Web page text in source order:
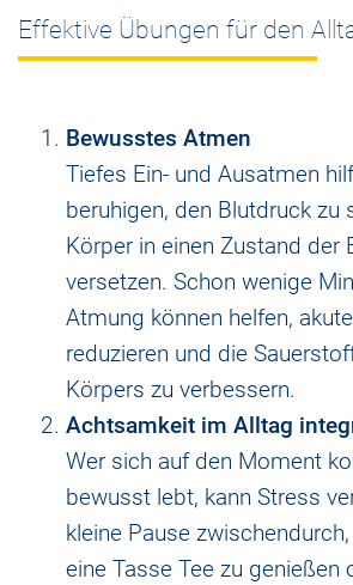
Effektive Übungen für den
Bewusstes Atmen
Tiefes Ein- und Ausatmen
beruhigen, den Blutdruck zu
Körper in einen Zustand der
versetzen. Schon wenige
Atmung können helfen,
reduzieren und die
Körpers zu verbessern.
Achtsamkeit im Alltag
Wer sich auf den Moment
bewusst lebt, kann Stress
kleine Pause
eine Tasse Tee zu genießen